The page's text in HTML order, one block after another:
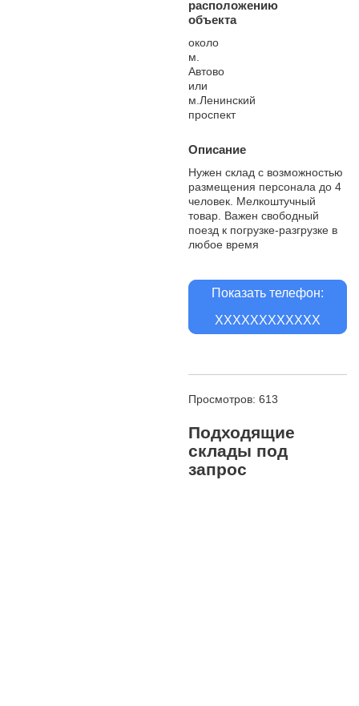
расположению
объекта
около
м.
Автово
или
м.Ленинский
проспект
Описание
Нужен склад с возможностью
размещения персонала до 4
человек. Мелкоштучный
товар. Важен свободный
поезд к погрузке-разгрузке в
любое время
Показать телефон:
XXXXXXXXXXXX
Просмотров: 613
Подходящие
склады под
запрос